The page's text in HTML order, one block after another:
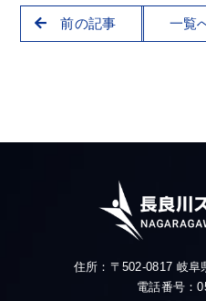
一覧
前の記事
住所：〒502-0817 岐阜
電話番号：